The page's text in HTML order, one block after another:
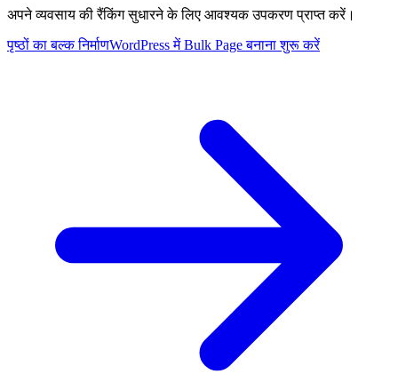
अपने व्यवसाय की रैंकिंग सुधारने के लिए आवश्यक उपकरण प्राप्त करें।
पृष्ठों का बल्क निर्माणWordPress में Bulk Page बनाना शुरू करें